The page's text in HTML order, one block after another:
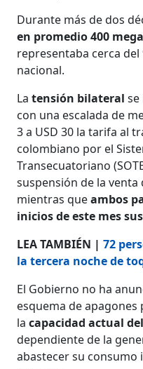
Durante más de dos
en promedio 400
representaba cerca
nacional.
Latensión bilateral
con una escalada de
3 a USD 30 la tarifa al
colombiano por el
Transecuatoriano
suspensión de la venta
mientras queambos
inicios de este mes
LEA TAMBIÉN |72
la tercera noche de
El Gobierno no ha
esquema de
la capacidad actual
dependiente de la
abastecer su